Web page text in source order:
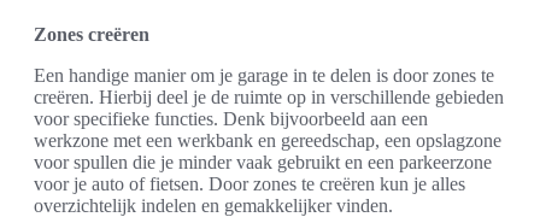
Zones creëren
Een handige manier om je garage in te delen is door zones te
creëren. Hierbij deel je de ruimte op in verschillende gebieden
voor specifieke functies. Denk bijvoorbeeld aan een
werkzone met een werkbank en gereedschap, een opslagzone
voor spullen die je minder vaak gebruikt en een parkeerzone
voor je auto of fietsen. Door zones te creëren kun je alles
overzichtelijk indelen en gemakkelijker vinden.